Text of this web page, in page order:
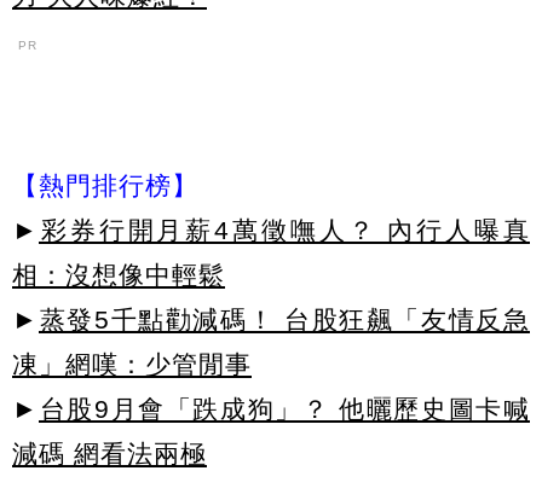
PR
【熱門排行榜】
► 彩券行開月薪4萬徵嘸人？ 內行人曝真
相：沒想像中輕鬆
► 蒸發5千點勸減碼！ 台股狂飆「友情反急
凍」網嘆：少管閒事
► 台股9月會「跌成狗」？ 他曬歷史圖卡喊
減碼 網看法兩極